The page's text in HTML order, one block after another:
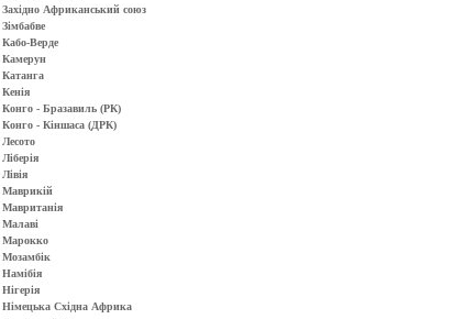
Західно Африканський союз
Зімбабве
Кабо-Верде
Камерун
Катанга
Кенія
Конго - Бразавиль (РК)
Конго - Кіншаса (ДРК)
Лесото
Ліберія
Лівія
Маврикій
Мавританія
Малаві
Марокко
Мозамбік
Намібія
Нігерія
Німецька Східна Африка